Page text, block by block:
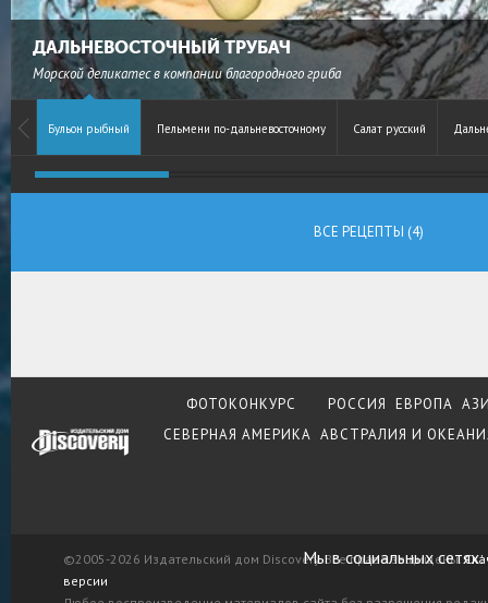
ДАЛЬНЕВОСТОЧНЫЙ ТРУБАЧ
Морской деликатес в компании благородного гриба
Бульон рыбный Пельмени по-дальневосточному Салат русский
ВСЕ РЕЦЕПТЫ (4)
ФОТОКОНКУРС РОССИЯ ЕВРОПА
СЕВЕРНАЯ АМЕРИКА АВСТРАЛИЯ И
©2005-2026 Издательский дом Discovery. Все права защищены.
версии
Мы в социальных сетях: